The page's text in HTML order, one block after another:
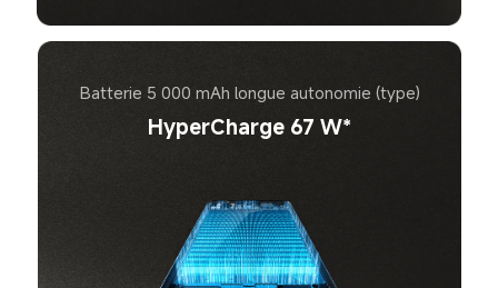
Batterie 5 000 mAh longue autonomie (type)
HyperCharge 67 W*